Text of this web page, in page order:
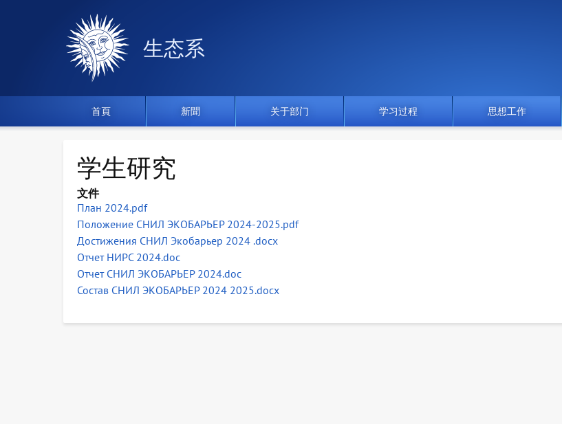
生态系
首頁 新聞 关于部门 学习过程 思想工作
学生研究
文件
План 2024.pdf
Положение СНИЛ ЭКОБАРЬЕР 2024-2025.pdf
Достижения СНИЛ Экобарьер 2024 .docx
Отчет НИРС 2024.doc
Отчет СНИЛ ЭКОБАРЬЕР 2024.doc
Состав СНИЛ ЭКОБАРЬЕР 2024 2025.docx